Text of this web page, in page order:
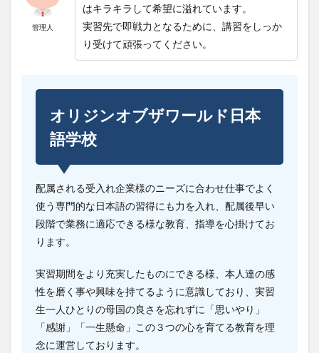
管理人
はキラキラして希望に溢れています。
実習先で即戦力となるために、講習をしっか
り受けて頑張ってください。
オリジンオブザワールド日本
語学校
配属される受入れ企業様のニーズに合わせ仕事でよく
使う専門的な日本語の習得にも力を入れ、配属後早い
段階で業務に適応できる様な教育、指導を心掛けてお
ります。
実習期間をより充実したものにできる様、本人達の感
性を磨く事や興味を持てるように意識しており、実習
生一人ひとりの母国の良さを忘れずに「思いやり」
「感謝」「一生懸命」この３つの心を育てる教育を理
念に運営しております。